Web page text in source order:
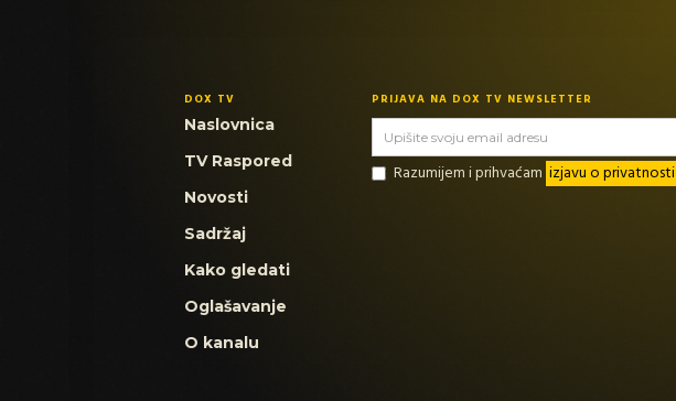
DOX TV
Naslovnica
TV Raspored
Novosti
Sadržaj
Kako gledati
Oglašavanje
O kanalu
PRIJAVA NA DOX TV NEWSLETTER
Razumijem i prihvaćam izjavu o privatnosti